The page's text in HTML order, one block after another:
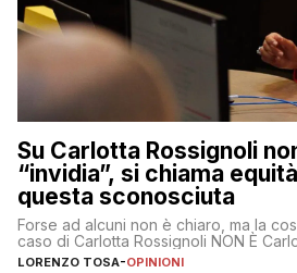
Su Carlotta Rossignoli
“invidia”, si chiama
questa sconosciuta
Forse ad alcuni non è chiaro, ma la
caso di Carlotta Rossignoli NON È
LORENZO TOSA-OPINIONI